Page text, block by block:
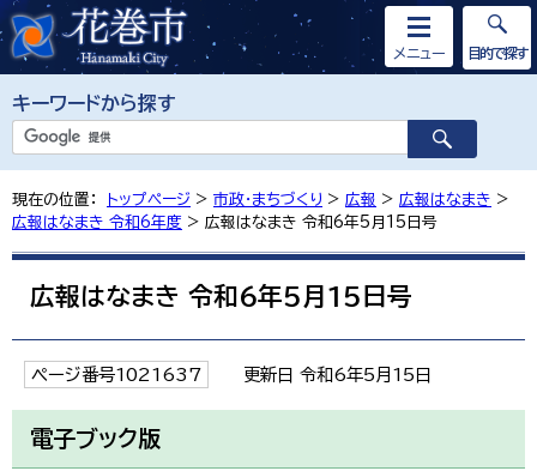
キーワードから探す
メニュー 目的で探す
現在の位置： トップページ > 市政・まちづくり > 広報 > 広報はなまき >
広報はなまき 令和6年度 > 広報はなまき 令和6年5月15日号
広報はなまき 令和6年5月15日号
ページ番号1021637 更新日 令和6年5月15日
電子ブック版